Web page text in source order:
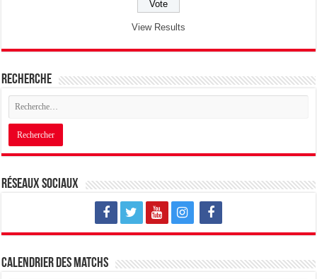
View Results
Recherche
Réseaux sociaux
Calendrier des matchs